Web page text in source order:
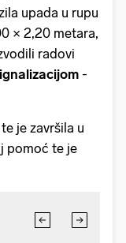
upada u rupu
× 2,20 metara,
radovi
-
je završila u
pomoć te je